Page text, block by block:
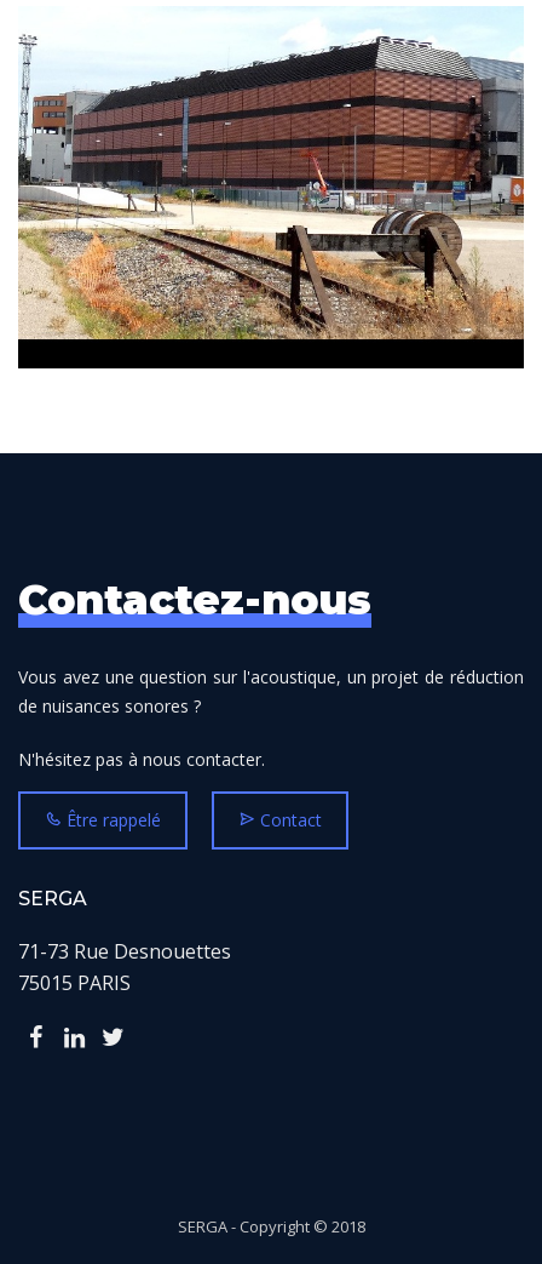
Contactez-nous
Vous avez une question sur l'acoustique, un projet de réduction
de nuisances sonores ?
N'hésitez pas à nous contacter.
Être rappelé Contact
SERGA
71-73 Rue Desnouettes
75015 PARIS
SERGA - Copyright © 2018